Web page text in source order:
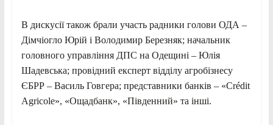
В дискусії також брали участь радники голови ОДА –
Дімчіогло Юрій і Володимир Березняк; начальник
головного управління ДПС на Одещині – Юлія
Шадевська; провідний експерт відділу агробізнесу
ЄБРР – Василь Говгера; представники банків – «Crédit
Agricole», «Ощадбанк», «Південний» та інші.